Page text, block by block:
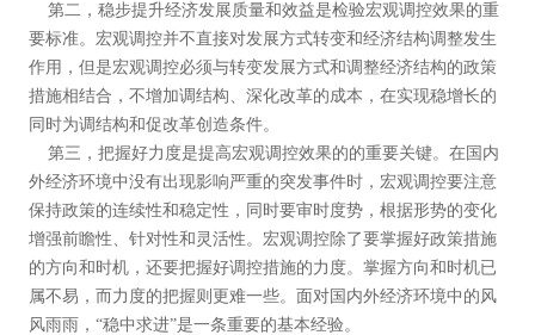
第二，稳步提升经济发展质量和效益是检验宏观调控效果的重
要标准。宏观调控并不直接对发展方式转变和经济结构调整发生
作用，但是宏观调控必须与转变发展方式和调整经济结构的政策
措施相结合，不增加调结构、深化改革的成本，在实现稳增长的
同时为调结构和促改革创造条件。
第三，把握好力度是提高宏观调控效果的的重要关键。在国内
外经济环境中没有出现影响严重的突发事件时，宏观调控要注意
保持政策的连续性和稳定性，同时要审时度势，根据形势的变化
增强前瞻性、针对性和灵活性。宏观调控除了要掌握好政策措施
的方向和时机，还要把握好调控措施的力度。掌握方向和时机已
属不易，而力度的把握则更难一些。面对国内外经济环境中的风
风雨雨，“稳中求进”是一条重要的基本经验。